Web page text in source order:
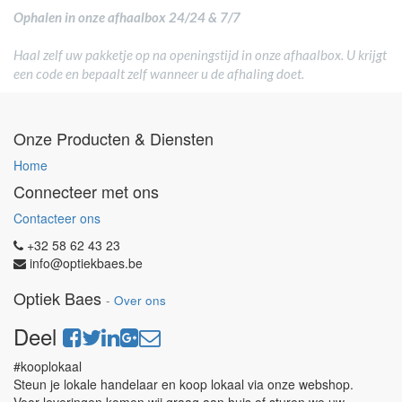
Ophalen in onze afhaalbox 24/24 & 7/7
Haal zelf uw pakketje op na openingstijd in onze afhaalbox. U krijgt
een code en bepaalt zelf wanneer u de afhaling doet.
Onze Producten & Diensten
Home
Connecteer met ons
Contacteer ons
+32 58 62 43 23
info@optiekbaes.be
Optiek Baes - Over ons
Deel
#kooplokaal
Steun je lokale handelaar en koop lokaal via onze webshop.